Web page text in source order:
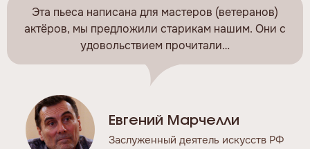
Евгений Марчелли
Заслуженный деятель искусств РФ
Эта пьеса написана для мастеров (ветеранов)
актёров, мы предложили старикам нашим. Они с
удовольствием прочитали…